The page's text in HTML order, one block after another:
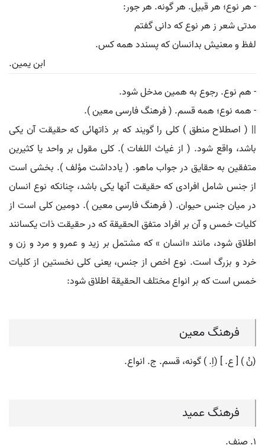
- هر نوع؛ هر قبیل. هر گونه. هر جور:
مدتی شعر ز هر نوع که دانی گفتم
لفظ و معنیش بدانسان که پسندد همه کس.
ابن یمین.
- هم نوع. رجوع به همین مدخل شود.
- همه نوع؛ همه قسم. ( فرهنگ فارسی معین ).
|| ( اصطلاح منطق ) کلی را گویند که بر ذاتهائی که حقیقت آن یکی
باشد، واقع شود. ( از غیاث اللغات ). کلی مقول بر واحد یا کثیرین
متفقین به حقایق در جواب ماهو. ( یادداشت مؤلف ). بخشی است
از جنس شامل افرادی که حقیقت آنها یکی باشد، چنانکه نوع انسان
در میان جنس حیوان. ( فرهنگ فارسی معین ). دومین کلی است از
کلیات خمس و آن بر افراد متفق الحقیقة که در حقیقت ذات یکسانند
اطلاق شود، مانند «انسان » که مشتمل بر زید و عمرو و مرد و زن و
خرد و بزرگ است. نوع اخص از جنس، یعنی کلی نخستین از کلیات
خمس است که بر انواع مختلف الحقیقة اطلاق شود:
فرهنگ معین
(نُ ) [ ع. ] (اِ. ) گونه، قسم. ج. انواع.
فرهنگ عمید
۱. صنف.